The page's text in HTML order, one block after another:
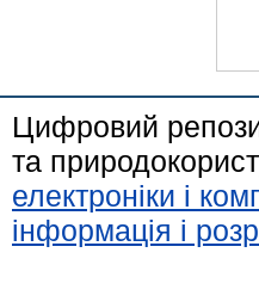
Цифровий
та
електроніки і
інформація і